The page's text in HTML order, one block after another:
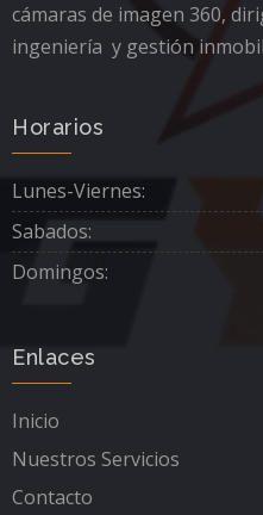
cámaras de imagen 360,
ingeniería y gestión
Horarios
Lunes-Viernes:
Sabados:
Domingos:
Enlaces
Inicio
Nuestros Servicios
Contacto